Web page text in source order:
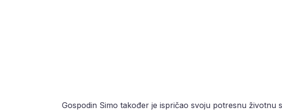
Gospodin Simo također je ispričao svoju potresnu životnu